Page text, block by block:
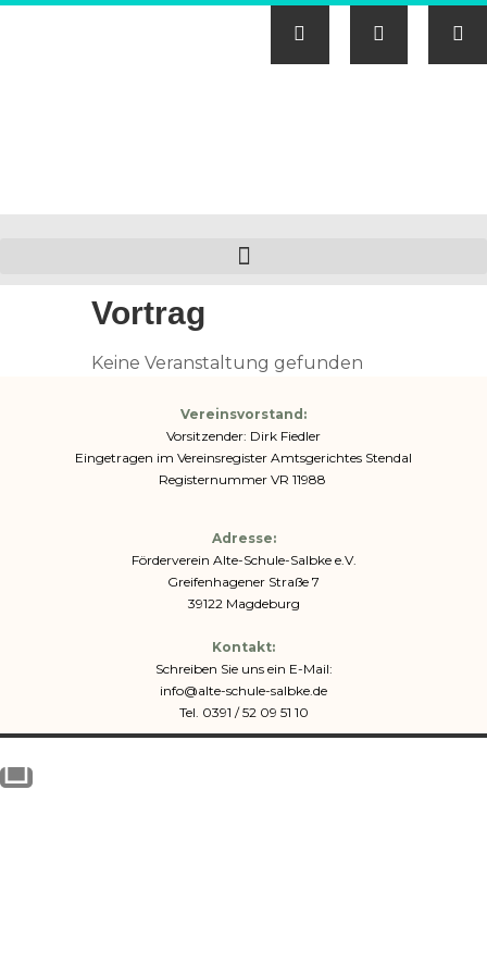
Vortrag
Keine Veranstaltung gefunden
Vereinsvorstand:
Vorsitzender: Dirk Fiedler
Eingetragen im Vereinsregister Amtsgerichtes Stendal
Registernummer VR 11988
Adresse:
Förderverein Alte-Schule-Salbke e.V.
Greifenhagener Straße 7
39122 Magdeburg
Kontakt:
Schreiben Sie uns ein E-Mail:
info@alte-schule-salbke.de
Tel. 0391 / 52 09 51 10